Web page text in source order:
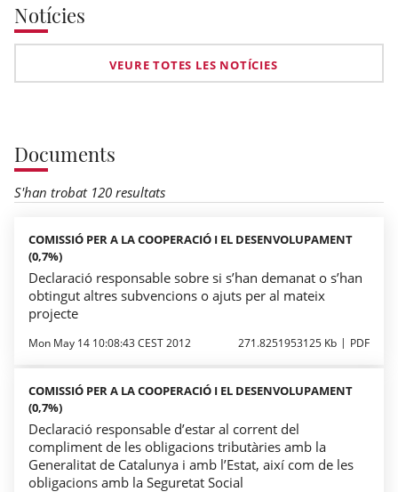
Notícies
VEURE TOTES LES NOTÍCIES
Documents
S'han trobat 120 resultats
COMISSIÓ PER A LA COOPERACIÓ I EL DESENVOLUPAMENT
(0,7%)
Declaració responsable sobre si s’han demanat o s’han
obtingut altres subvencions o ajuts per al mateix
projecte
Mon May 14 10:08:43 CEST 2012 271.8251953125 Kb PDF
COMISSIÓ PER A LA COOPERACIÓ I EL DESENVOLUPAMENT
(0,7%)
Declaració responsable d’estar al corrent del
compliment de les obligacions tributàries amb la
Generalitat de Catalunya i amb l’Estat, així com de les
obligacions amb la Seguretat Social